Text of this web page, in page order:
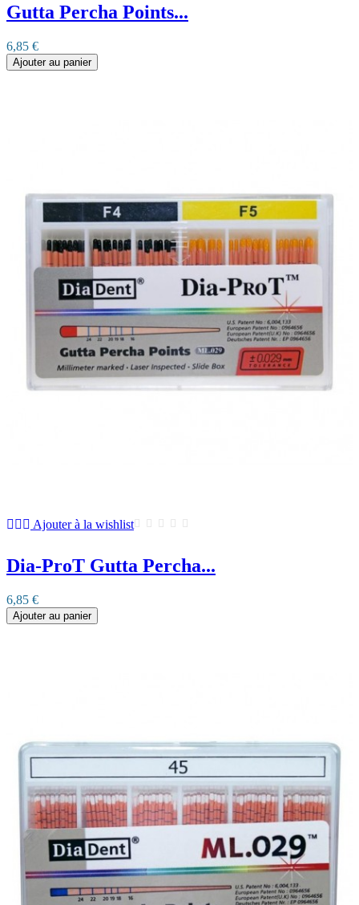
Gutta Percha Points...
6,85 €
Ajouter au panier
Ajouter à la wishlist
Dia-ProT Gutta Percha...
6,85 €
Ajouter au panier